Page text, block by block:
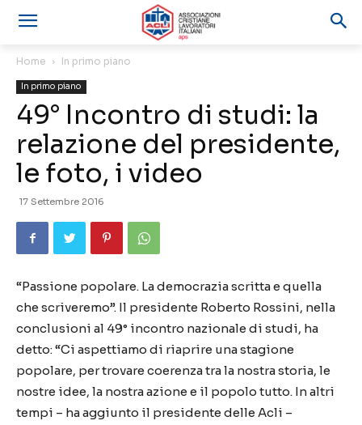
Home In primo piano
In primo piano
49° Incontro di studi: la
relazione del presidente,
le foto, i video
17 Settembre 2016
“Passione popolare. La democrazia scritta e quella
che scriveremo”. Il presidente Roberto Rossini, nella
conclusioni al 49° incontro nazionale di studi, ha
detto: “Ci aspettiamo di riaprire una stagione
popolare, per trovare coerenza tra la nostra storia, le
nostre idee, la nostra azione e il popolo tutto. In altri
tempi – ha aggiunto il presidente delle Acli –